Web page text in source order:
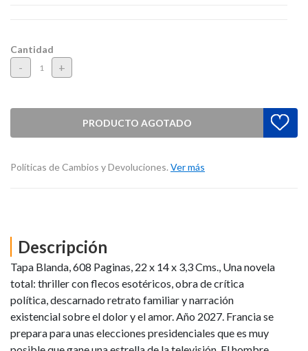
Cantidad
- +
PRODUCTO AGOTADO
Políticas de Cambios y Devoluciones. Ver más
Descripción
Tapa Blanda, 608 Paginas, 22 x 14 x 3,3 Cms., Una novela
total: thriller con flecos esotéricos, obra de crítica
política, descarnado retrato familiar y narración
existencial sobre el dolor y el amor. Año 2027. Francia se
prepara para unas elecciones presidenciales que es muy